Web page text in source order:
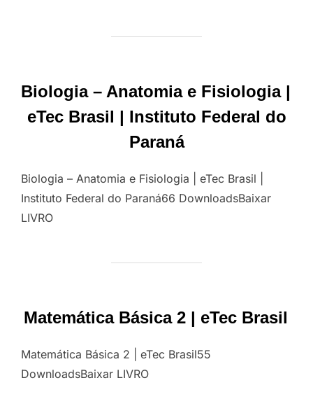
Biologia – Anatomia e Fisiologia |
eTec Brasil | Instituto Federal do
Paraná
Biologia – Anatomia e Fisiologia | eTec Brasil |
Instituto Federal do Paraná66 DownloadsBaixar
LIVRO
Matemática Básica 2 | eTec Brasil
Matemática Básica 2 | eTec Brasil55
DownloadsBaixar LIVRO